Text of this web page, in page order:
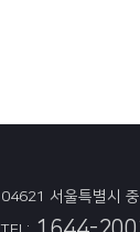
04621 서울특별시